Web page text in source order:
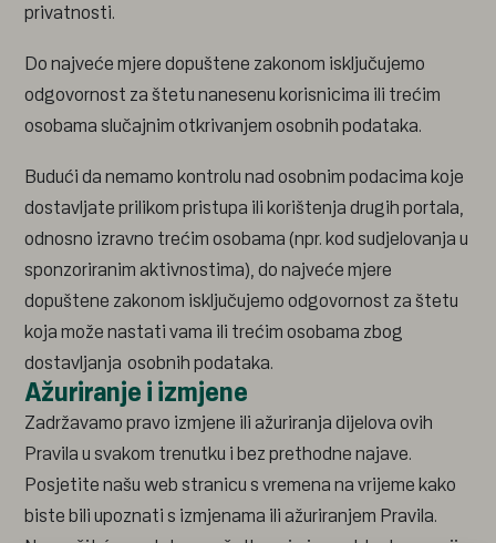
privatnosti.
Do najveće mjere dopuštene zakonom isključujemo
odgovornost za štetu nanesenu korisnicima ili trećim
osobama slučajnim otkrivanjem osobnih podataka.
Budući da nemamo kontrolu nad osobnim podacima koje
dostavljate prilikom pristupa ili korištenja drugih portala,
odnosno izravno trećim osobama (npr. kod sudjelovanja u
sponzoriranim aktivnostima), do najveće mjere
dopuštene zakonom isključujemo odgovornost za štetu
koja može nastati vama ili trećim osobama zbog
dostavljanja osobnih podataka.
Ažuriranje i izmjene
Zadržavamo pravo izmjene ili ažuriranja dijelova ovih
Pravila u svakom trenutku i bez prethodne najave.
Posjetite našu web stranicu s vremena na vrijeme kako
biste bili upoznati s izmjenama ili ažuriranjem Pravila.